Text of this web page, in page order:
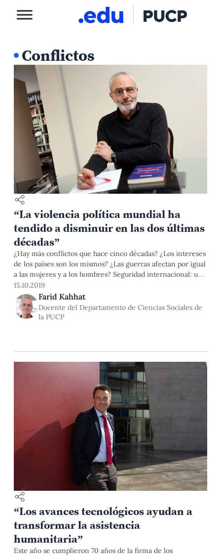
Conflictos
“La violencia política mundial ha
tendido a disminuir en las dos últimas
décadas”
¿Hay más conflictos que hace cinco décadas? ¿Los intereses
de los países son los mismos? ¿Las guerras afectan por igual
a las mujeres y a los hombres? Seguridad internacional: una
introducción crítica, nos acerca a temas como el terrorismo,
los conflictos armados, la guerra y otras amenazas a la
seguridad de los países. Su enfoque principal es el de la
política internacional, pero también se incorporan
15.10.2019
Farid Kahhat
Docente del Departamento de Ciencias Sociales de
la PUCP
“Los avances tecnológicos ayudan a
transformar la asistencia
humanitaria”
Este año se cumplieron 70 años de la firma de los